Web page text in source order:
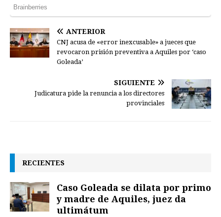
ANTERIOR
CNJ acusa de «error inexcusable» a jueces que
revocaron prisión preventiva a Aquiles por ‘caso
Goleada’
SIGUIENTE
Judicatura pide la renuncia a los directores
provinciales
RECIENTES
Caso Goleada se dilata por primo
y madre de Aquiles, juez da
ultimátum